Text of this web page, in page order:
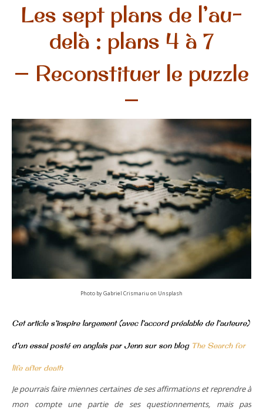
Les sept plans de l’au-
delà : plans 4 à 7
— Reconstituer le puzzle
—
Photo by Gabriel Crismariu on Unsplash
Cet article s’inspire largement (avec l’accord préalable de l’auteure)
d’un essai posté en anglais par Jenn sur son blog The Search for
life after death
Je pourrais faire miennes certaines de ses affirmations et reprendre à
mon compte une partie de ses questionnements, mais pas